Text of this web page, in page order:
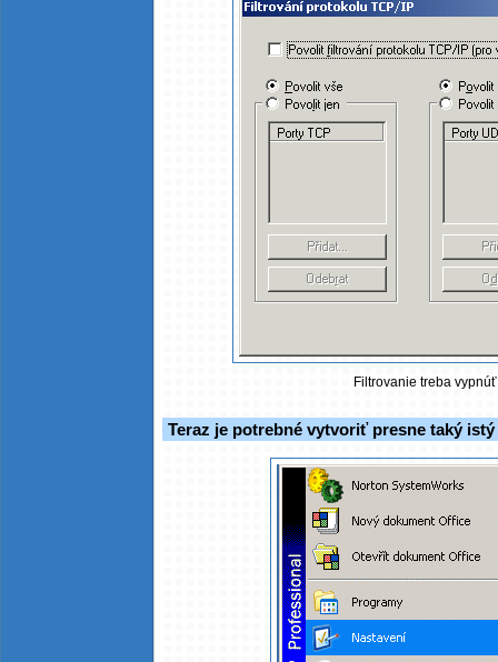
Filtrovanie treba
Teraz je potrebné vytvoriť presne taký